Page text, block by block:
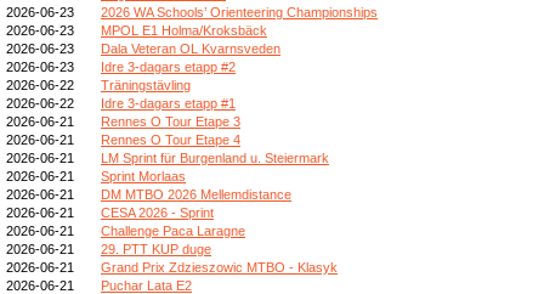
2026-06-23
2026 WA Schools’ Orienteering Championships
2026-06-23
MPOL E1 Holma/Kroksbäck
2026-06-23
Dala Veteran OL Kvarnsveden
2026-06-23
Idre 3-dagars etapp #2
2026-06-22
Träningstävling
2026-06-22
Idre 3-dagars etapp #1
2026-06-21
Rennes O Tour Etape 3
2026-06-21
Rennes O Tour Etape 4
2026-06-21
LM Sprint für Burgenland u. Steiermark
2026-06-21
Sprint Morlaas
2026-06-21
DM MTBO 2026 Mellemdistance
2026-06-21
CESA 2026 - Sprint
2026-06-21
Challenge Paca Laragne
2026-06-21
29. PTT KUP duge
2026-06-21
Grand Prix Zdzieszowic MTBO - Klasyk
2026-06-21
Puchar Lata E2